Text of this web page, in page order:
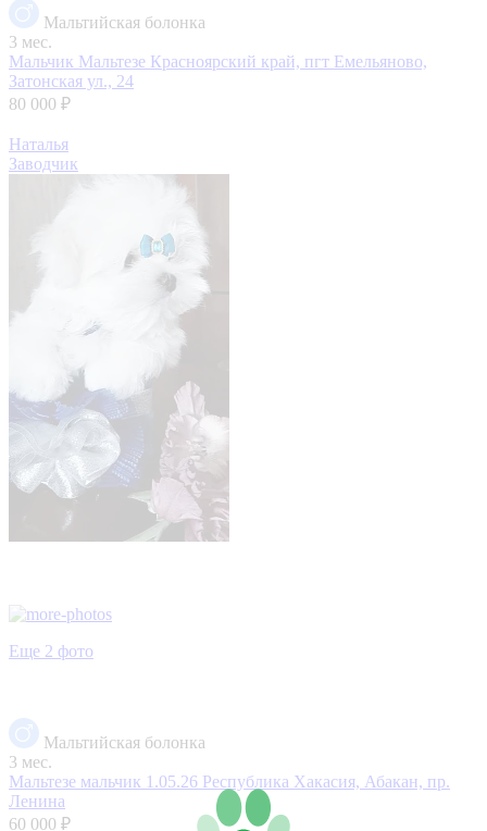
Мальтийская болонка
3 мес.
Мальчик Мальтезе Красноярский край, пгт Емельяново,
Затонская ул., 24
80 000 ₽
Наталья
Заводчик
Еще 2 фото
Мальтийская болонка
3 мес.
Мальтезе мальчик 1.05.26 Республика Хакасия, Абакан, пр.
Ленина
60 000 ₽